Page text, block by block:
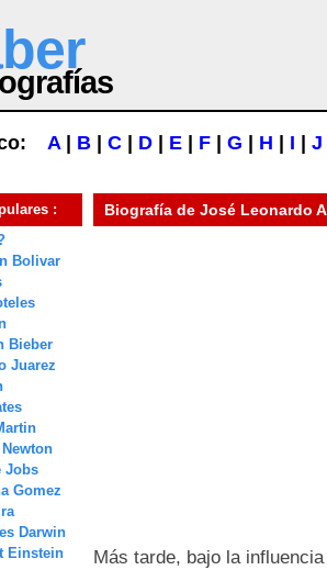
A| B C D E F G H I J
:
Bolivar
Bieber
Juarez
Jobs
Gomez
Darwin
Einstein
Biografía de José Leonardo
Más tarde, bajo la